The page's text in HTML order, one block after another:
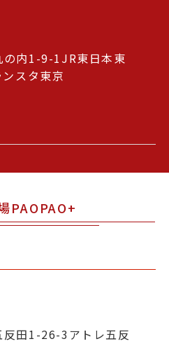
の内1-9-1JR東日本東
スタ東京
PAOPAO+
反田1-26-3アトレ五反